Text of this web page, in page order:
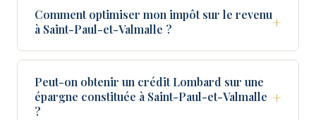
Comment optimiser mon impôt sur le revenu
à Saint-Paul-et-Valmalle ?
+
Peut-on obtenir un crédit Lombard sur une
épargne constituée à Saint-Paul-et-Valmalle
?
+